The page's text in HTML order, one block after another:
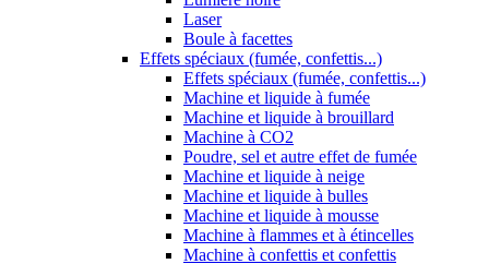
Laser
Boule à facettes
Effets spéciaux (fumée, confettis...)
Effets spéciaux (fumée, confettis...)
Machine et liquide à fumée
Machine et liquide à brouillard
Machine à CO2
Poudre, sel et autre effet de fumée
Machine et liquide à neige
Machine et liquide à bulles
Machine et liquide à mousse
Machine à flammes et à étincelles
Machine à confettis et confettis